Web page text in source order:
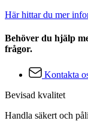
Här hittar du mer
Behöver du hjälp
frågor.
Kontakta
Bevisad kvalitet
Handla säkert och